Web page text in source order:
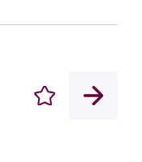
Enregistrer